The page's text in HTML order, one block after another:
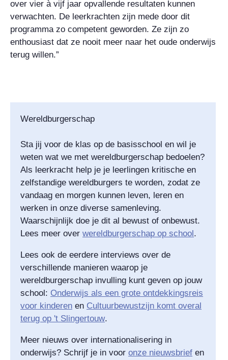
over vier à vijf jaar opvallende resultaten kunnen
verwachten. De leerkrachten zijn mede door dit
programma zo competent geworden. Ze zijn zo
enthousiast dat ze nooit meer naar het oude onderwijs
terug willen.”
Wereldburgerschap
Sta jij voor de klas op de basisschool en wil je
weten wat we met wereldburgerschap bedoelen?
Als leerkracht help je je leerlingen kritische en
zelfstandige wereldburgers te worden, zodat ze
vandaag en morgen kunnen leven, leren en
werken in onze diverse samenleving.
Waarschijnlijk doe je dit al bewust of onbewust.
Lees meer over wereldburgerschap op school .
Lees ook de eerdere interviews over de
verschillende manieren waarop je
wereldburgerschap invulling kunt geven op jouw
school: Onderwijs als een grote ontdekkingsreis
voor kinderen en Cultuurbewustzijn komt overal
terug op 't Slingertouw.
Meer nieuws over internationalisering in
onderwijs? Schrijf je in voor onze nieuwsbrief en